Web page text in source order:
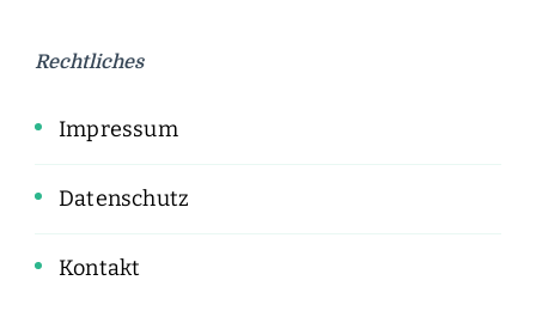
Rechtliches
Impressum
Datenschutz
Kontakt